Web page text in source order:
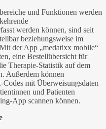
und Funktionen werden
werden können, sind seit
beziehungsweise im
der App „medatixx mobile“
eine Bestellübersicht für
Therapie-Statistik auf dem
Außerdem können
mit Überweisungsdaten
und Patienten
App scannen können.